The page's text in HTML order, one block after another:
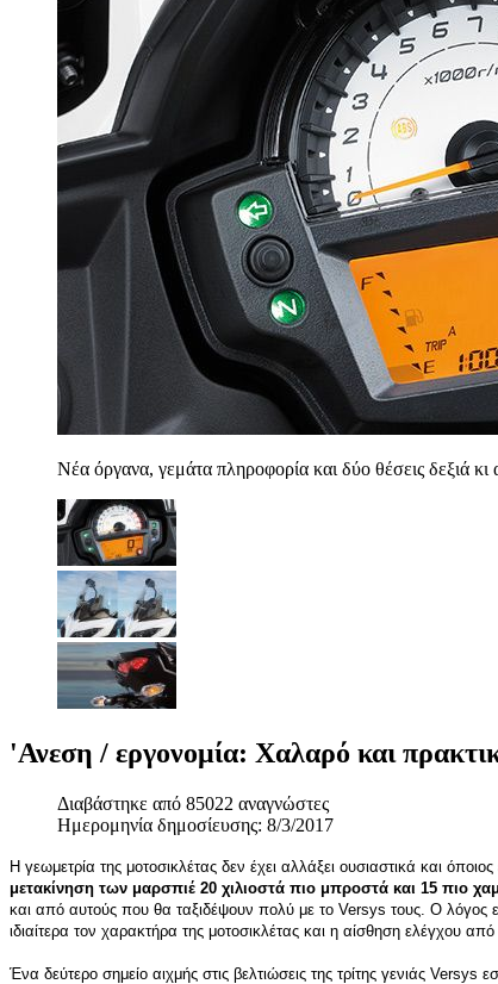
Νέα όργανα, γεμάτα πληροφορία και δύο θέσεις δεξιά κι
'Ανεση / εργονομία: Χαλαρό και
Διαβάστηκε από 85022 αναγνώστες
Ημερομηνία δημοσίευσης: 8/3/2017
Η γεωμετρία της μοτοσικλέτας δεν έχει αλλάξει ουσιαστικά και
μετακίνηση των μαρσπιέ 20 χιλιοστά πιο μπροστά και 15 πιο
και από αυτούς που θα ταξιδέψουν πολύ με το Versys τους. Ο
ιδιαίτερα τον χαρακτήρα της μοτοσικλέτας και η αίσθηση ελέγχου
Ένα δεύτερο σημείο αιχμής στις βελτιώσεις της τρίτης γενιάς